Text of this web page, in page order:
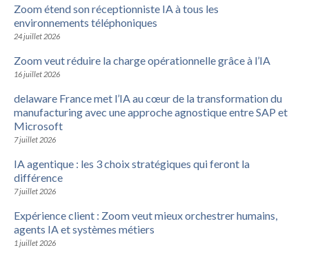
Zoom étend son réceptionniste IA à tous les
environnements téléphoniques
24 juillet 2026
Zoom veut réduire la charge opérationnelle grâce à l’IA
16 juillet 2026
delaware France met l’IA au cœur de la transformation du
manufacturing avec une approche agnostique entre SAP et
Microsoft
7 juillet 2026
IA agentique : les 3 choix stratégiques qui feront la
différence
7 juillet 2026
Expérience client : Zoom veut mieux orchestrer humains,
agents IA et systèmes métiers
1 juillet 2026